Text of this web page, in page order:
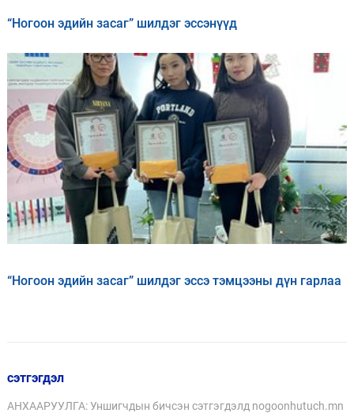
“Ногоон эдийн засаг” шилдэг эссэнүүд
“Ногоон эдийн засаг” шилдэг эссэ тэмцээны дүн гарлаа
сэтгэгдэл
АНХААРУУЛГА: Уншигчдын бичсэн сэтгэгдэлд nogoonhutuch.mn